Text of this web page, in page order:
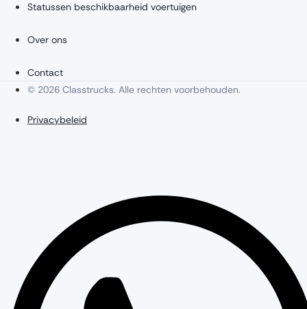
Statussen beschikbaarheid voertuigen
Over ons
Contact
© 2026 Classtrucks. Alle rechten voorbehouden.
Privacybeleid